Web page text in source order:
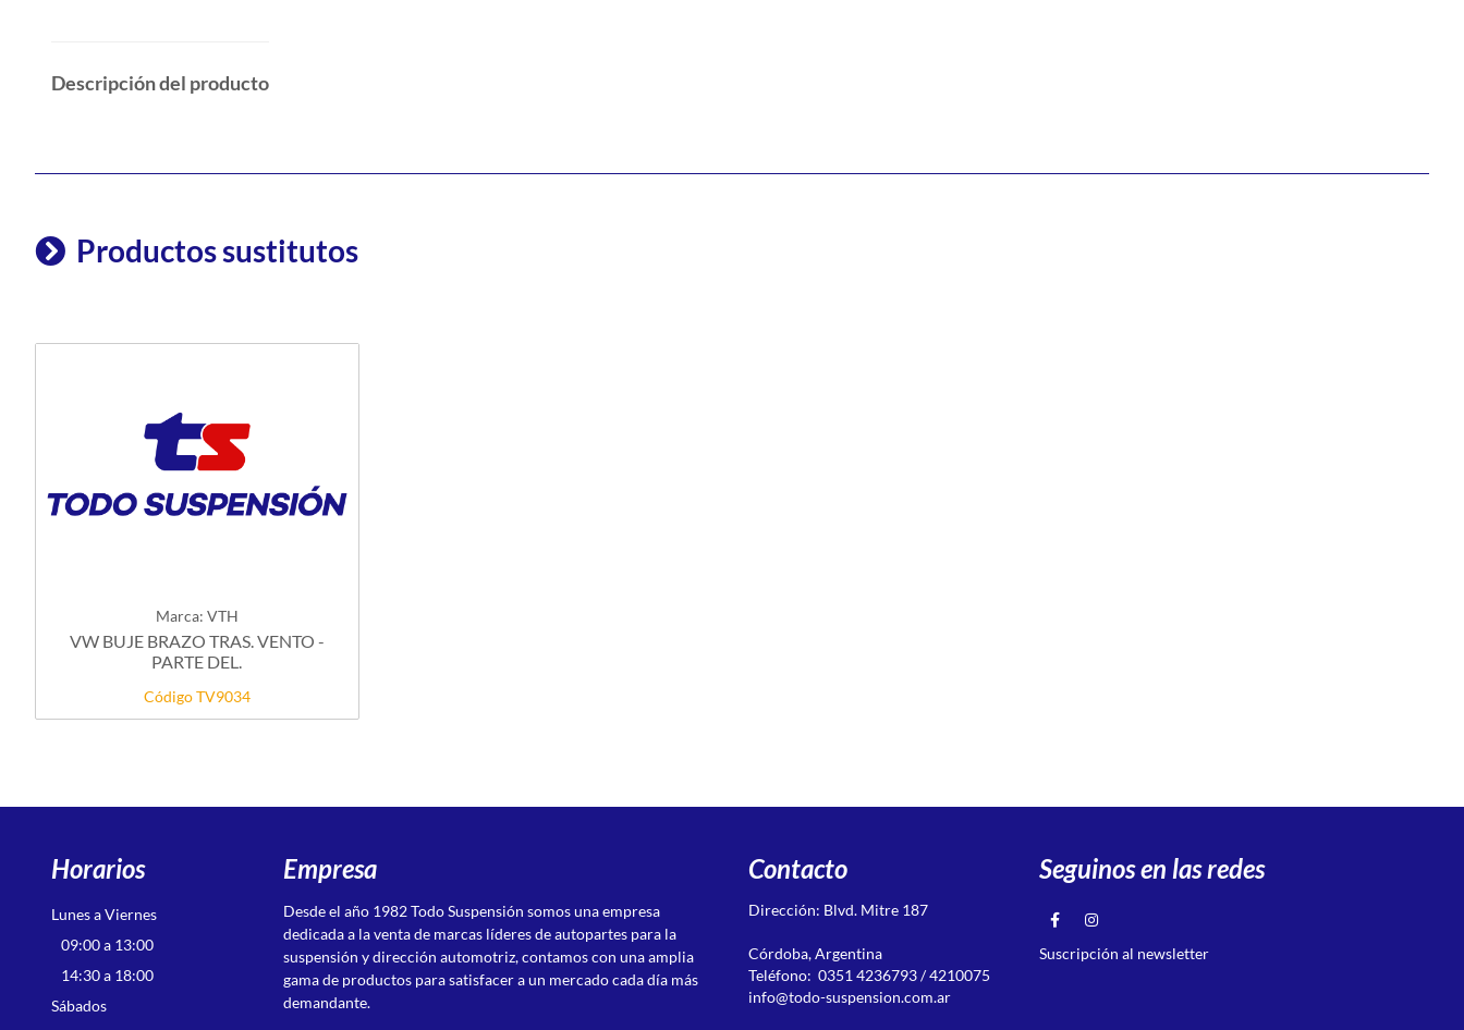
Descripción del producto
Productos sustitutos
Marca: VTH
VW BUJE BRAZO TRAS. VENTO -
PARTE DEL.
Código TV9034
Horarios
Lunes a Viernes
09:00 a 13:00
14:30 a 18:00
Sábados
Empresa
Desde el año 1982 Todo Suspensión somos una empresa
dedicada a la venta de marcas líderes de autopartes para la
suspensión y dirección automotriz, contamos con una amplia
gama de productos para satisfacer a un mercado cada día más
demandante.
Contacto
Dirección: Blvd. Mitre 187
Córdoba, Argentina
Teléfono: 0351 4236793 / 4210075
info@todo-suspension.com.ar
Seguinos en las redes
Suscripción al newsletter